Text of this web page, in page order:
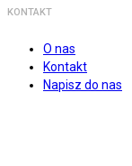
KONTAKT
O nas
Kontakt
Napisz do nas